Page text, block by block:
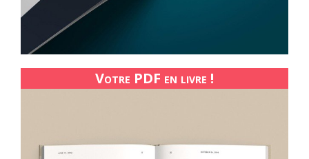
Votre PDF en livre !